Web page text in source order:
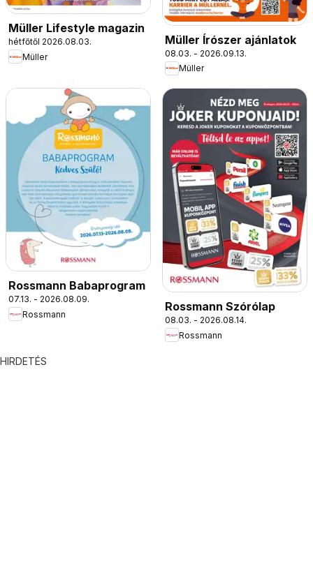
Müller Lifestyle magazin
hétfőtől 2026.08.03.
Müller
Müller Írószer ajánlatok
08.03. - 2026.09.13.
Müller
Rossmann Babaprogram
07.13. - 2026.08.09.
Rossmann
Rossmann Szórólap
08.03. - 2026.08.14.
Rossmann
HIRDETÉS